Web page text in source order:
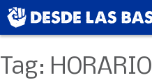
Tag: HORARIO